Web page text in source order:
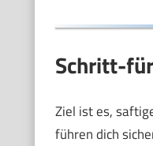
Schritt-
Ziel ist es,
führen dich